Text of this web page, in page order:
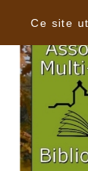
Ce site